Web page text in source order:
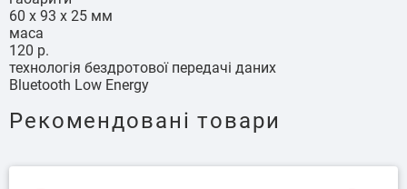
60 х 93 х 25 мм
маса
120 р.
технологія бездротової передачі даних
Bluetooth Low Energy
Рекомендовані товари